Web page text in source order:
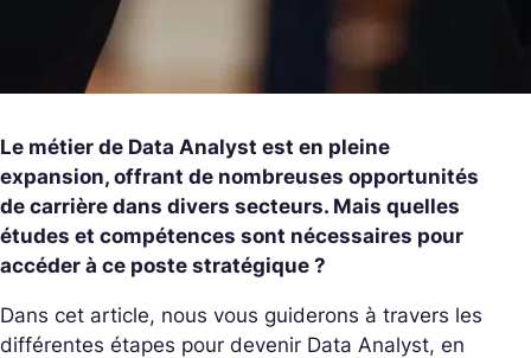
Le métier de Data Analyst est en pleine
expansion, offrant de nombreuses opportunités
de carrière dans divers secteurs. Mais quelles
études et compétences sont nécessaires pour
accéder à ce poste stratégique ?
Dans cet article, nous vous guiderons à travers les
différentes étapes pour devenir Data Analyst, en